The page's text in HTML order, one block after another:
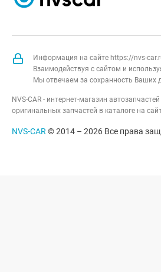
Информация на сайте https://nvs-
Взаимодействуя с сайтом и
Мы отвечаем за сохранность Ваших
NVS-CAR - интернет-магазин
оригинальных запчастей в каталоге на
NVS-CAR © 2014 – 2026 Все права